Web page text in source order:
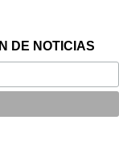
DE NOTICIAS